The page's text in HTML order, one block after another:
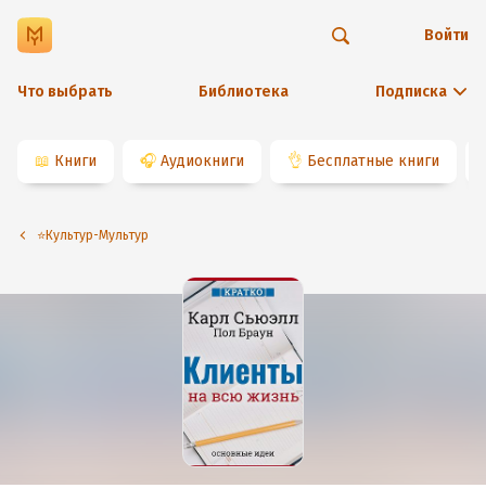
Что выбрать Библиотека Подписка
Войти
📖 Книги 🎧 Аудиокниги 👌 Бесплатные книги
⭐️Культур-Мультур